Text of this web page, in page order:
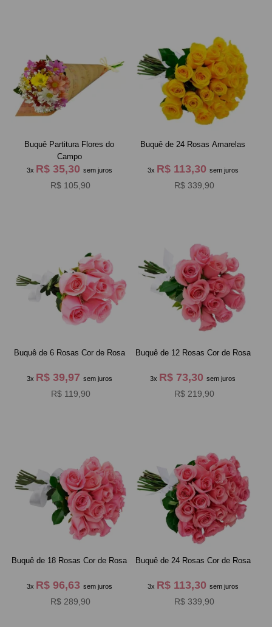
Buquê Partitura Flores do
Campo
3x R$ 35,30 sem juros
R$ 105,90
Buquê de 24 Rosas Amarelas
3x R$ 113,30 sem juros
R$ 339,90
Buquê de 6 Rosas Cor de Rosa
3x R$ 39,97 sem juros
R$ 119,90
Buquê de 12 Rosas Cor de Rosa
3x R$ 73,30sem juros
R$ 219,90
Buquê de 18 Rosas Cor de Rosa
3x R$ 96,63 sem juros
R$ 289,90
Buquê de 24 Rosas Cor de Rosa
3x R$ 113,30 sem juros
R$ 339,90